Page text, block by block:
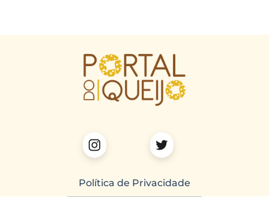
Política de Privacidade